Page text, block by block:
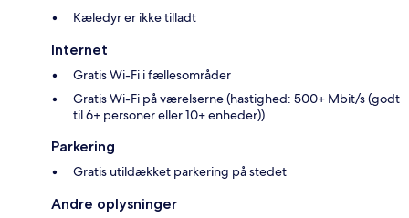
Kæledyr er ikke tilladt
Internet
Gratis Wi-Fi i fællesområder
Gratis Wi-Fi på værelserne (hastighed: 500+ Mbit/s (godt
til 6+ personer eller 10+ enheder))
Parkering
Gratis utildækket parkering på stedet
Andre oplysninger